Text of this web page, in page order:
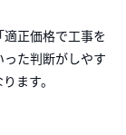
正価格で工事を
た判断がしやす
ます。